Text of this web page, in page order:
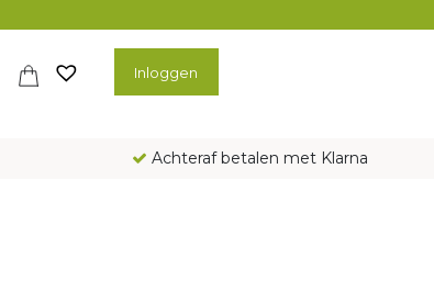
Inloggen
Achteraf betalen met Klarna